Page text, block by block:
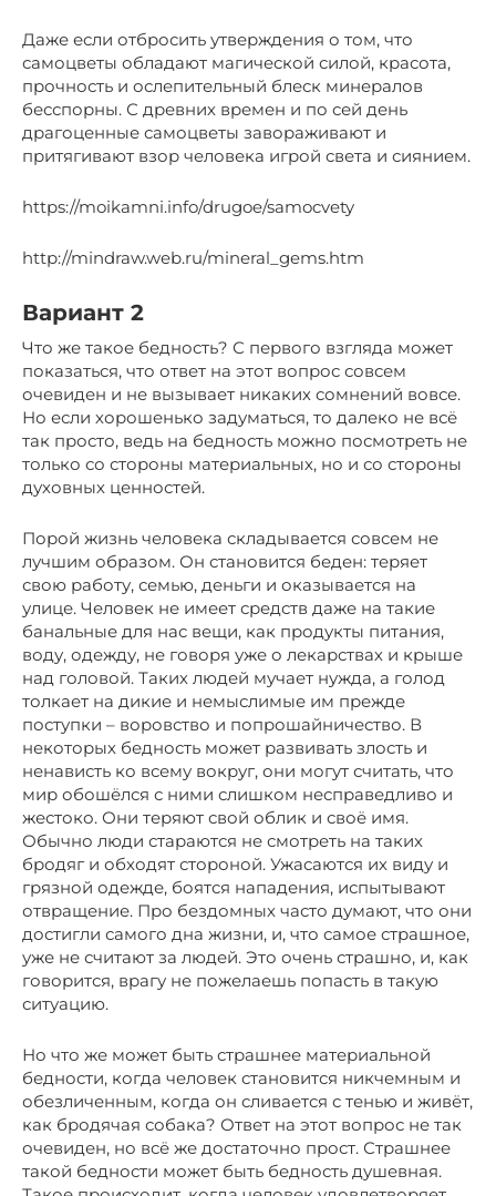
Даже если отбросить утверждения о том, что
самоцветы обладают магической силой, красота,
прочность и ослепительный блеск минералов
бесспорны. С древних времен и по сей день
драгоценные самоцветы завораживают и
притягивают взор человека игрой света и сиянием.
https://moikamni.info/drugoe/samocvety
http://mindraw.web.ru/mineral_gems.htm
Вариант 2
Что же такое бедность? С первого взгляда может
показаться, что ответ на этот вопрос совсем
очевиден и не вызывает никаких сомнений вовсе.
Но если хорошенько задуматься, то далеко не всё
так просто, ведь на бедность можно посмотреть не
только со стороны материальных, но и со стороны
духовных ценностей.
Порой жизнь человека складывается совсем не
лучшим образом. Он становится беден: теряет
свою работу, семью, деньги и оказывается на
улице. Человек не имеет средств даже на такие
банальные для нас вещи, как продукты питания,
воду, одежду, не говоря уже о лекарствах и крыше
над головой. Таких людей мучает нужда, а голод
толкает на дикие и немыслимые им прежде
поступки – воровство и попрошайничество. В
некоторых бедность может развивать злость и
ненависть ко всему вокруг, они могут считать, что
мир обошёлся с ними слишком несправедливо и
жестоко. Они теряют свой облик и своё имя.
Обычно люди стараются не смотреть на таких
бродяг и обходят стороной. Ужасаются их виду и
грязной одежде, боятся нападения, испытывают
отвращение. Про бездомных часто думают, что они
достигли самого дна жизни, и, что самое страшное,
уже не считают за людей. Это очень страшно, и, как
говорится, врагу не пожелаешь попасть в такую
ситуацию.
Но что же может быть страшнее материальной
бедности, когда человек становится никчемным и
обезличенным, когда он сливается с тенью и живёт,
как бродячая собака? Ответ на этот вопрос не так
очевиден, но всё же достаточно прост. Страшнее
такой бедности может быть бедность душевная.